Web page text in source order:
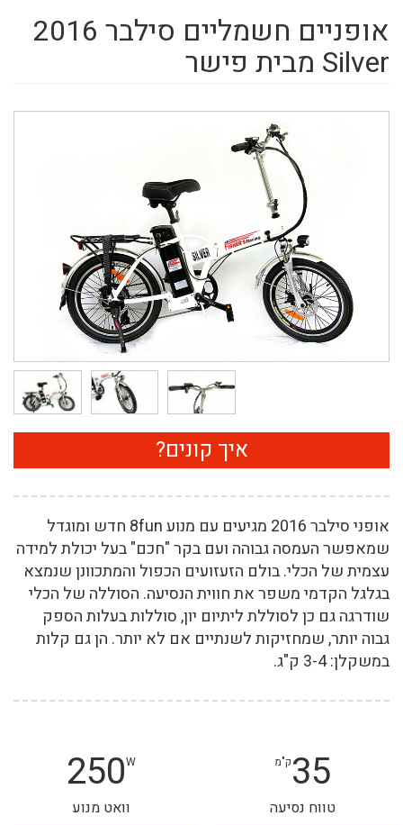
אופניים חשמליים סילבר 2016
Silver מבית פישר
איך קונים?
אופני סילבר 2016 מגיעים עם מנוע 8fun חדש ומוגדל
שמאפשר העמסה גבוהה ועם בקר "חכם" בעל יכולת למידה
עצמית של הכלי. בולם הזעזועים הכפול והמתכוונן שנמצא
בגלגל הקדמי משפר את חווית הנסיעה. הסוללה של הכלי
שודרגה גם כן לסוללת ליתיום יון, סוללות בעלות הספק
גבוה יותר, שמחזיקות לשנתיים אם לא יותר. הן גם קלות
במשקלן: 3-4 ק"ג.
35ק"מ
טווח נסיעה
250
וואט מנוע